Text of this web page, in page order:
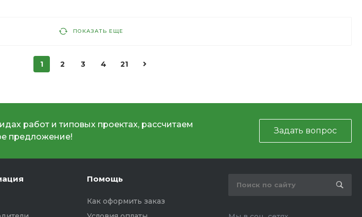
ПОКАЗАТЬ ЕЩЕ
1 2 3 4 21
работ и типовых проектах, рассчитаем
предложение!
Задать вопрос
Помощь
Как оформить заказ